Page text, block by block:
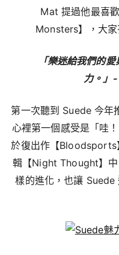
Mat 提過他最喜
Monsters】，大家
「樂迷給我們的
力。」
第一次聽到 Suede 今年
心裡第一個感受是「哇
於復出作【Bloodsports
輯【Night Thought】
樣的進化，也讓 Suede